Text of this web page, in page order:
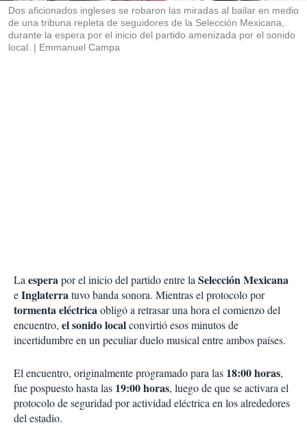
Dos aficionados ingleses se robaron las miradas al bailar en medio
de una tribuna repleta de seguidores de la Selección Mexicana,
durante la espera por el inicio del partido amenizada por el sonido
local.
Emmanuel Campa
Laesperapor el inicio del partido entre laSelección Mexicana
eInglaterratuvo banda sonora. Mientras el protocolo por
tormenta eléctricaobligó a retrasar una hora el comienzo del
encuentro, el sonido localconvirtió esos minutos de
incertidumbre en un peculiar duelo musical entre ambos países.
El encuentro, originalmente programado para las 18:00 horas,
fue pospuesto hasta las 19:00 horas, luego de que se activara el
protocolo de seguridad por actividad eléctrica en los alrededores
del estadio.